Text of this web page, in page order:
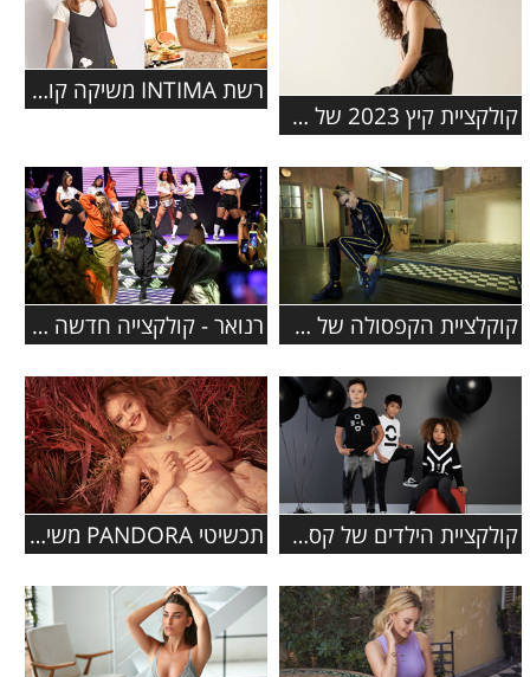
קולקציית קיץ 2023 של המותג COLE HAAN
רשת INTIMA משיקה קולקציה בשיתוף פעולה עם המותג האהוב סנופי
קוקלציית הקפסולה של פומה נוחתת ב- FACTORY 54 רנואר - קולקצייה חדשה בשיתוף עם הכוכבת נועה קירל
קולקציית הילדים של קסטרו סתיו-חורף 2019-2020 תכשיטי PANDORA משיקים קולקציית סתיו 2019